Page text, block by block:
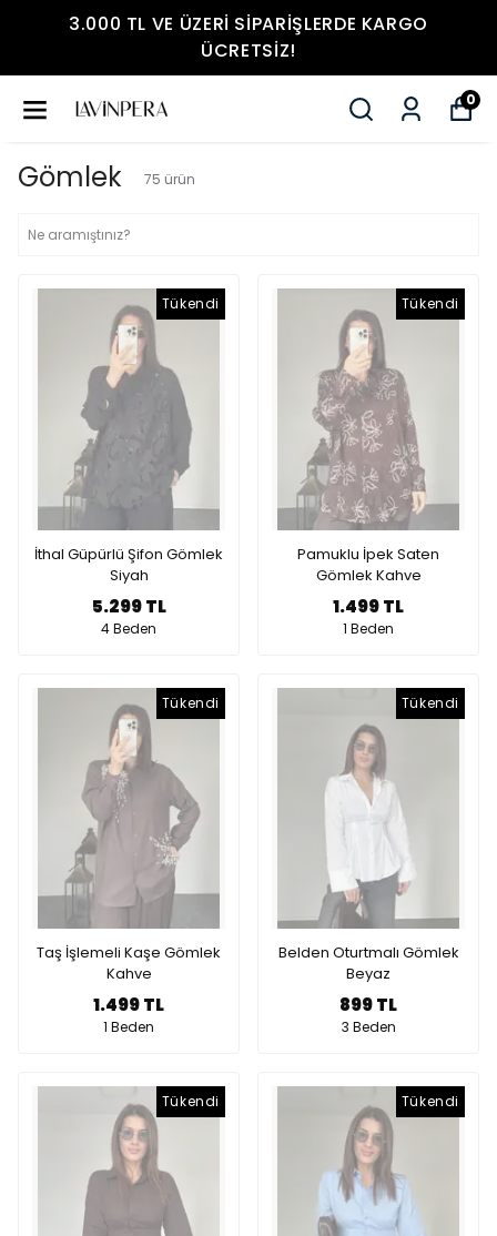
3.000 TL VE ÜZERI SIPARIŞLERDE KARGO
ÜCRETSIZ!
0
Gömlek 75 ürün
Tükendi
İthal Güpürlü Şifon Gömlek
Siyah
5.299 TL
4 Beden
Tükendi
Pamuklu İpek Saten
Gömlek Kahve
1.499 TL
1 Beden
Tükendi
Taş İşlemeli Kaşe Gömlek
Kahve
1.499 TL
1 Beden
Tükendi
Belden Oturtmalı Gömlek
Beyaz
899 TL
3 Beden
Tükendi Tükendi